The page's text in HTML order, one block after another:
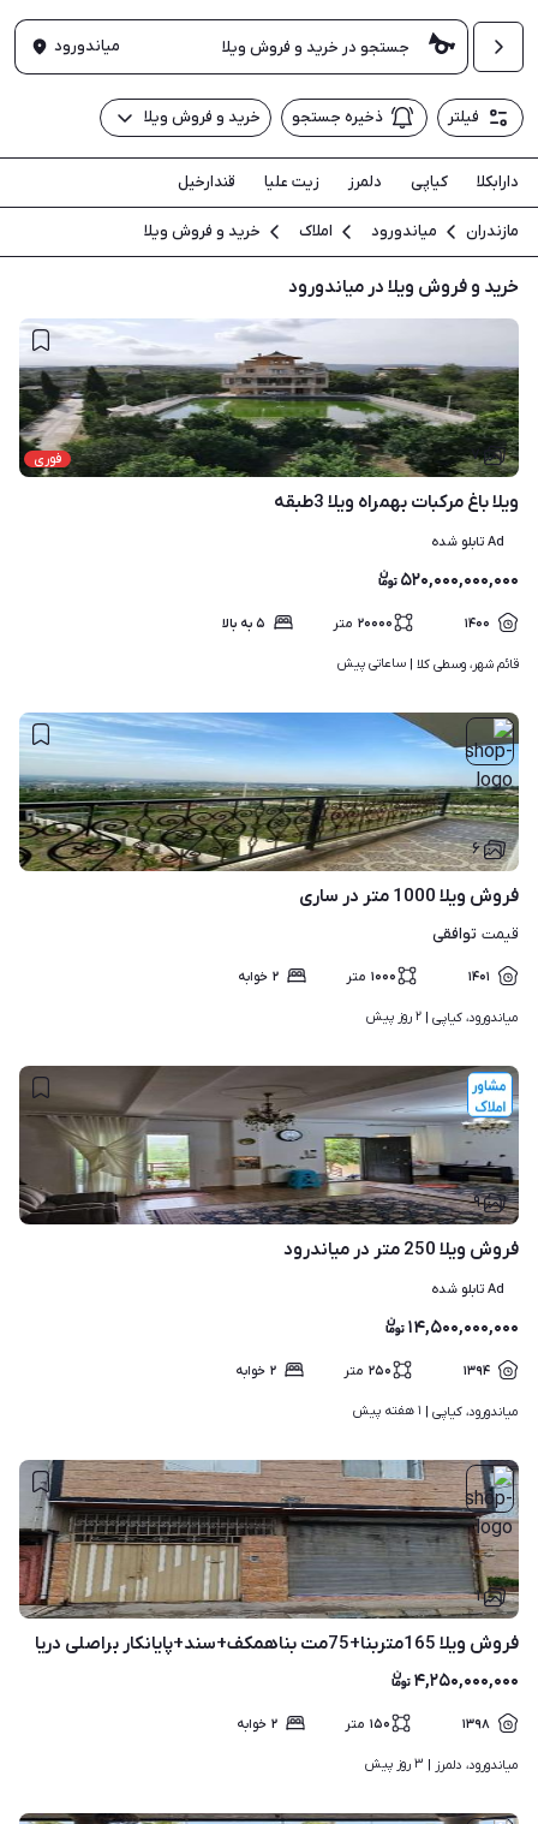
میاندورود
فیلتر ذخیره جستجو خرید و فروش ویلا
دارابکلا کیاپی دلمرز زیت علیا قندارخیل
مازندران میاندورود املاک خرید و فروش ویلا
خرید و فروش ویلا در میاندورود
فوری ۷
ویلا باغ مرکبات بهمراه ویلا 3طبقه
Ad تابلو شده
۵۲۰,۰۰۰,۰۰۰,۰۰۰
۱۴۰۰ ۲۰۰۰۰ متر ۵ به بالا
قائم شهر، وسطی کلا | ساعاتی پیش
۶
فروش ویلا 1000 متر در ساری
قیمت توافقی
۱۴۰۱ ۱۰۰۰ متر ۲ خوابه
میاندورود، کیاپی | ۲ روز پیش
۹
فروش ویلا 250 متر در میاندرود
Ad تابلو شده
۱۴,۵۰۰,۰۰۰,۰۰۰
۱۳۹۴ ۲۵۰ متر ۲ خوابه
میاندورود، کیاپی | ۱ هفته پیش
۱
فروش ویلا 165متربنا+75مت بناهمکف+سند+پایانکار براصلی دریا
۴,۲۵۰,۰۰۰,۰۰۰
۱۳۹۸ ۱۵۰ متر ۲ خوابه
میاندورود، دلمرز | ۳ روز پیش